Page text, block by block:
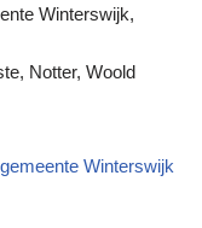
Winterswijk,
Notter, Woold
Winterswijk